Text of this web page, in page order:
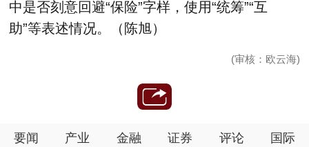
中是否刻意回避“保险”字样，使用“统筹”“互
助”等表述情况。（陈旭）
(审核：欧云海)
要闻 产业 金融 证券 评论 国际